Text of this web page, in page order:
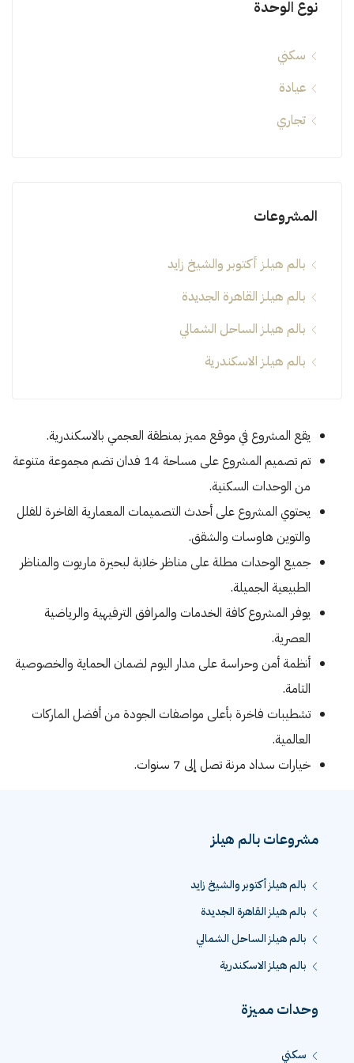
نوع الوحدة
سكني
عيادة
تجاري
المشروعات
بالم هيلز أكتوبر والشيخ زايد
بالم هيلز القاهرة الجديدة
بالم هيلز الساحل الشمالي
بالم هيلز الاسكندرية
يقع المشروع في موقع مميز بمنطقة العجمي بالاسكندرية.
تم تصميم المشروع على مساحة 14 فدان تضم مجموعة متنوعة
من الوحدات السكنية.
يحتوي المشروع على أحدث التصميمات المعمارية الفاخرة للفلل
والتوين هاوسات والشقق.
جميع الوحدات مطلة على مناظر خلابة لبحيرة ماريوت والمناظر
الطبيعية الجميلة.
يوفر المشروع كافة الخدمات والمرافق الترفيهية والرياضية
العصرية.
أنظمة أمن وحراسة على مدار اليوم لضمان الحماية والخصوصية
التامة.
تشطيبات فاخرة بأعلى مواصفات الجودة من أفضل الماركات
العالمية.
خيارات سداد مرنة تصل إلى 7 سنوات.
مشروعات بالم هيلز
بالم هيلز أكتوبر والشيخ زايد
بالم هيلز القاهرة الجديدة
بالم هيلز الساحل الشمالي
بالم هيلز الاسكندرية
وحدات مميزة
سكني